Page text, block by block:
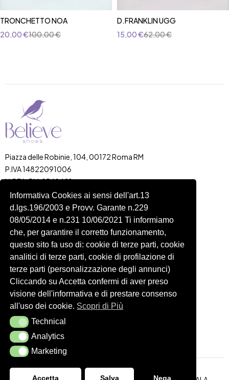
Informativa Cookies ai sensi dell'art.13
d.lgs.196/2003 e Provv. Garante n.229
08/05/2014 e n.231 10/06/2021 Ti informiamo
che, per garantire il corretto funzionamento,
questo sito fa uso di: cookie di terze parti, cookie
analitici di terze parti, cookie di profilazione di
terze parti (personalizzazione degli annunci)
Cliccando su Accetta confermi di aver preso
visione dell'informativa e di prestare consenso
all'uso dei cookie. Scopri di Più
Technical
Technical
Analytics
Analytics
Marketing
Marketing
Accetta Salva Nega
TRONCHETTO NOA
100,00€
20,00€
D.FRANKLIN UGG
62,00€
15,00€
Piazza delle Robinie, 104, 00172 Roma RM
P.IVA 14822091006
N.REA: RM-1548401
C.SOCIALE: €10,00
334 918 4321
Shop
Shop
Donna
Bambini
Accessori
Account
Carrello
Profilo
Ordini
Wishlist
Spedizioni e Resi